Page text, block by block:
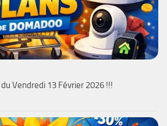
Vendredi 13 Février 2026 !!!